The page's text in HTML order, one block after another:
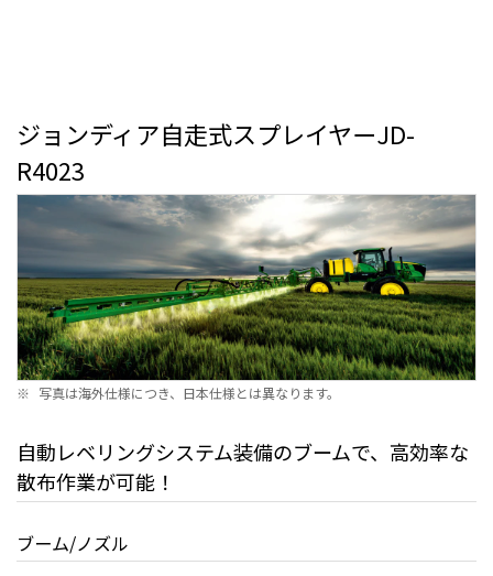
ジョンディア自走式スプレイヤーJD-
R4023
※ 写真は海外仕様につき、日本仕様とは異なります。
自動レベリングシステム装備のブームで、高効率な
散布作業が可能！
ブーム/ノズル